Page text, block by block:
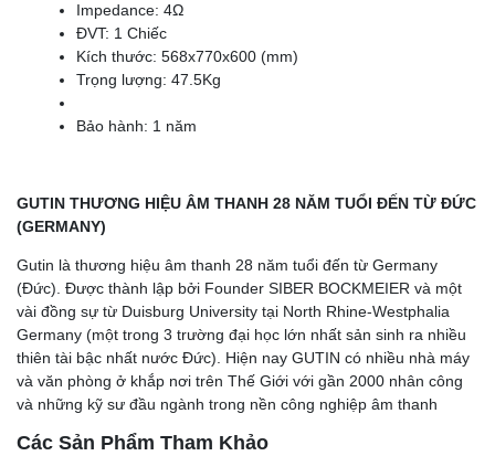
Impedance: 4Ω
ĐVT: 1 Chiếc
Kích thước: 568x770x600 (mm)
Trọng lượng: 47.5Kg
Bảo hành: 1 năm
GUTIN THƯƠNG HIỆU ÂM THANH 28 NĂM TUỔI ĐẾN TỪ ĐỨC
(GERMANY)
Gutin là thương hiệu âm thanh 28 năm tuổi đến từ Germany
(Đức). Được thành lập bởi Founder SIBER BOCKMEIER và một
vài đồng sự từ Duisburg University tại North Rhine-Westphalia
Germany (một trong 3 trường đại học lớn nhất sản sinh ra nhiều
thiên tài bậc nhất nước Đức). Hiện nay GUTIN có nhiều nhà máy
và văn phòng ở khắp nơi trên Thế Giới với gần 2000 nhân công
và những kỹ sư đầu ngành trong nền công nghiệp âm thanh
Các Sản Phẩm Tham Khảo